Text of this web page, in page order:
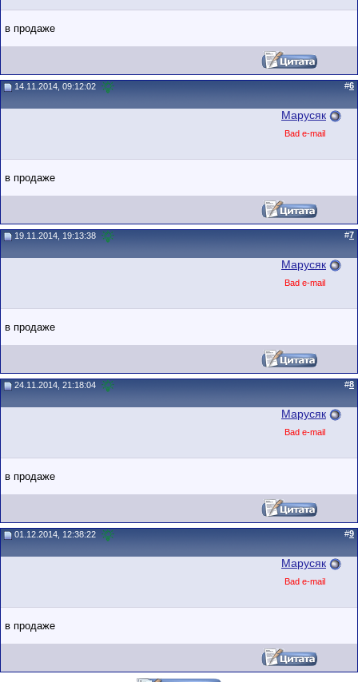
в продаже
14.11.2014, 09:12:02 #6
Марусяк
Bad e-mail
в продаже
19.11.2014, 19:13:38 #7
Марусяк
Bad e-mail
в продаже
24.11.2014, 21:18:04 #8
Марусяк
Bad e-mail
в продаже
01.12.2014, 12:38:22 #9
Марусяк
Bad e-mail
в продаже